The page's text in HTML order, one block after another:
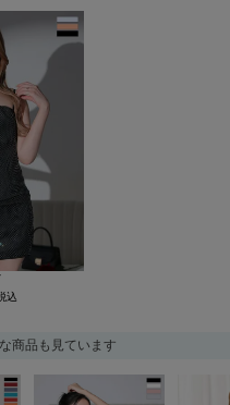
商品も見ています